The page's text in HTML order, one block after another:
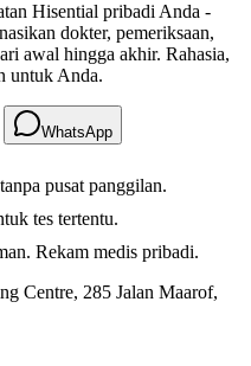
Hisential pribadi Anda -
dokter, pemeriksaan,
awal hingga akhir. Rahasia,
untuk Anda.
WhatsApp
pusat panggilan.
tes tertentu.
Rekam medis pribadi.
Centre, 285 Jalan Maarof,